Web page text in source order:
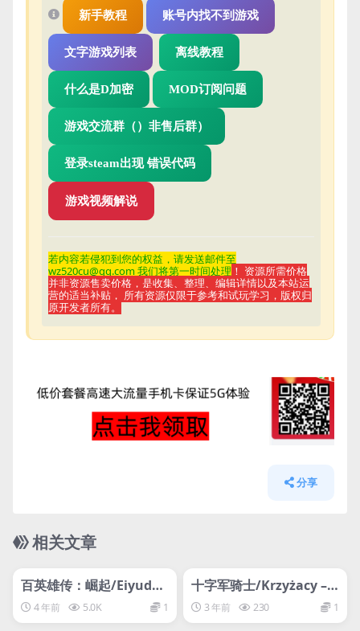
新手教程 账号内找不到游戏
文字游戏列表 离线教程
什么是D加密 MOD订阅问题
游戏交流群（）非售后群）
登录steam出现 错误代码
游戏视频解说
若内容若侵犯到您的权益，请发送邮件至
wz520cu@qq.com 我们将第一时间处理 ！ 资源所需价格
并非资源售卖价格，是收集、整理、编辑详情以及本站运
营的适当补贴， 所有资源仅限于参考和试玩学习，版权归
原开发者所有。
分享
相关文章
网盘下载游戏
百英雄传：崛起/Eiyuden
Chronicle: Rising
4 年前 5.0K 1
网盘下载游戏
十字军骑士/Krzyżacy – T
he Knights of the Cros
s
3 年前 230 1